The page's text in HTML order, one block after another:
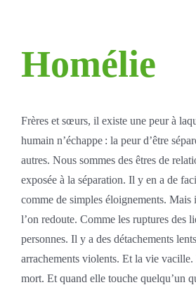
Homélie
Frères et sœurs, il existe une peur à
humain n’échappe : la peur d’être
autres. Nous sommes des êtres de
exposée à la séparation. Il y en a de
comme de simples éloignements. Mais
l’on redoute. Comme les ruptures des
personnes. Il y a des détachements
arrachements violents. Et la vie
mort. Et quand elle touche quelqu’un